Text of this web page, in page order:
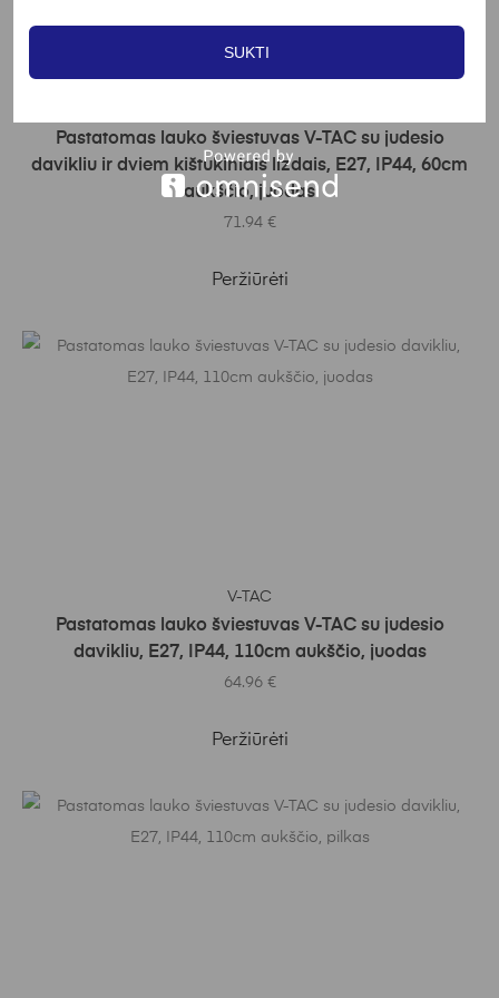
Į KREPŠELĮ
Pastatomas lauko šviestuvas V-TAC su judesio
davikliu ir dviem kištukiniais lizdais, E27, IP44, 60cm
aukščio, juodas
71.94 €
Peržiūrėti
V-TAC
Pastatomas lauko šviestuvas V-TAC su judesio
davikliu, E27, IP44, 110cm aukščio, juodas
64.96 €
Peržiūrėti
SUKTI